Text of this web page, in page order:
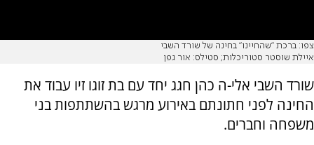
צפו: ברכת ״שהחיינו״ בחינה של שורד השבי
איילת שוסטר סטוריכלות; סטילס: אור גפן
שורד השבי אלי-ה כהן חגג יחד עם בת זוגו זיו עבוד את
החינה לפני חתונתם באירוע מרגש בהשתתפות בני
משפחה וחברים.